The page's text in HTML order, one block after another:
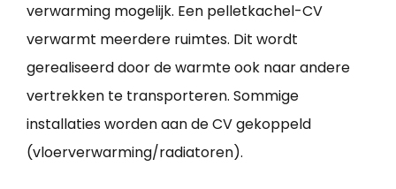
verwarming mogelijk. Een pelletkachel-CV
verwarmt meerdere ruimtes. Dit wordt
gerealiseerd door de warmte ook naar andere
vertrekken te transporteren. Sommige
installaties worden aan de CV gekoppeld
(vloerverwarming/radiatoren).